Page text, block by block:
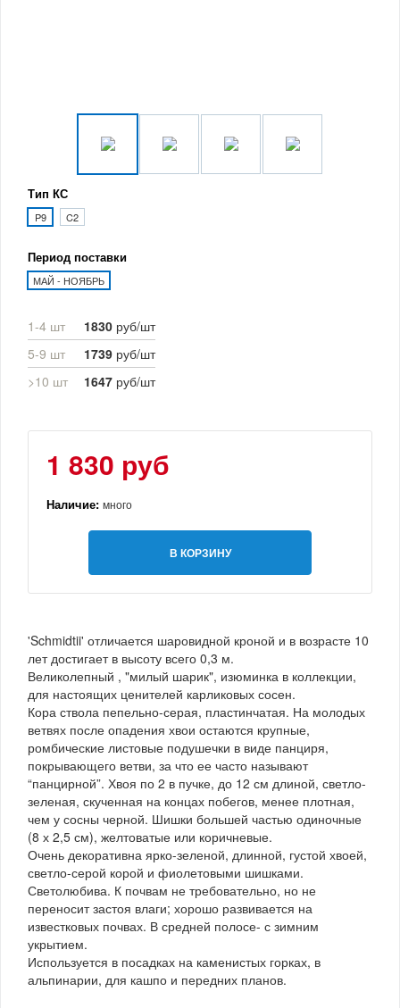
Тип КС
P9 C2
Период поставки
МАЙ - НОЯБРЬ
1-4 шт 1830 руб/шт
5-9 шт
1739 руб/шт
>10 шт
1647 руб/шт
1 830 руб
Наличие: много
В КОРЗИНУ
'Schmidtii' отличается шаровидной кроной и в возрасте 10
лет достигает в высоту всего 0,3 м.
Великолепный , "милый шарик", изюминка в коллекции,
для настоящих ценителей карликовых сосен.
Кора ствола пепельно-серая, пластинчатая. На молодых
ветвях после опадения хвои остаются крупные,
ромбические листовые подушечки в виде панциря,
покрывающего ветви, за что ее часто называют
“панцирной”. Хвоя по 2 в пучке, до 12 см длиной, светло-
зеленая, скученная на концах побегов, менее плотная,
чем у сосны черной. Шишки большей частью одиночные
(8 х 2,5 см), желтоватые или коричневые.
Очень декоративна ярко-зеленой, длинной, густой хвоей,
светло-серой корой и фиолетовыми шишками.
Светолюбива. К почвам не требовательно, но не
переносит застоя влаги; хорошо развивается на
известковых почвах. В средней полосе- с зимним
укрытием.
Используется в посадках на каменистых горках, в
альпинарии, для кашпо и передних планов.